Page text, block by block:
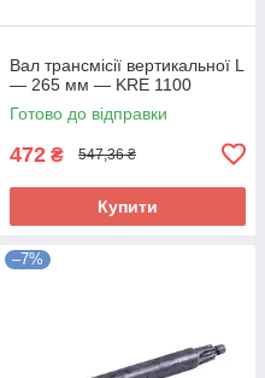
Вал трансмісії вертикальної L
— 265 мм — KRE 1100
Готово до відправки
472 ₴ 547,36 ₴
Купити
–7%